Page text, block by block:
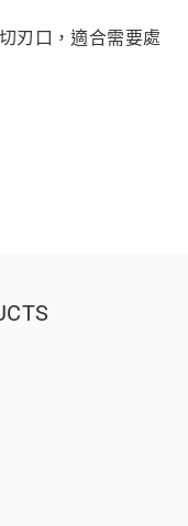
刃口，適合需要處